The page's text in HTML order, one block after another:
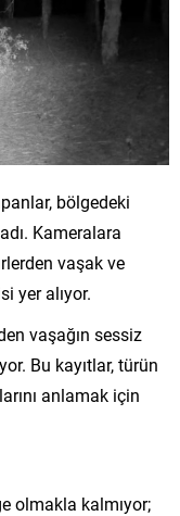
bölgedeki
Kameralara
vaşak ve
yer alıyor.
vaşağın sessiz
Bu kayıtlar, türün
anlamak için
olmakla kalmıyor;